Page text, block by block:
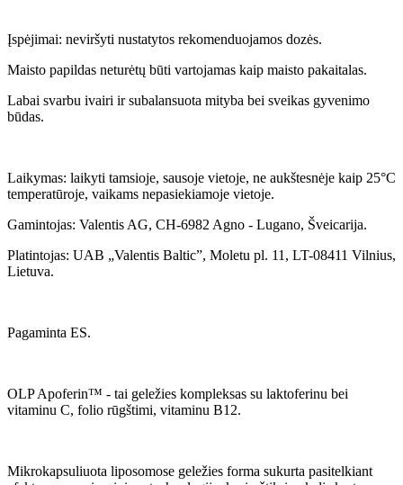
Įspėjimai: neviršyti nustatytos rekomenduojamos dozės.
Maisto papildas neturėtų būti vartojamas kaip maisto pakaitalas.
Labai svarbu ivairi ir subalansuota mityba bei sveikas gyvenimo
būdas.
Laikymas: laikyti tamsioje, sausoje vietoje, ne aukštesnėje kaip 25°C
temperatūroje, vaikams nepasiekiamoje vietoje.
Gamintojas: Valentis AG, CH-6982 Agno - Lugano, Šveicarija.
Platintojas: UAB „Valentis Baltic”, Moletu pl. 11, LT-08411 Vilnius,
Lietuva.
Pagaminta ES.
OLP Apoferin™ - tai geležies kompleksas su laktoferinu bei
vitaminu C, folio rūgštimi, vitaminu B12.
Mikrokapsuliuota liposomose geležies forma sukurta pasitelkiant